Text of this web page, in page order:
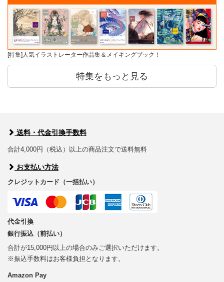
[特集]人気イラストレーター作品集＆メイキングブック！
特集をもっと見る
送料・代金引換手数料
合計4,000円（税込）以上の商品注文で送料無料
お支払い方法
クレジットカード（一括払い）
代金引換
銀行振込（前払い）
合計が15,000円以上の場合のみご選択いただけます。
※振込手数料はお客様負担となります。
Amazon Pay